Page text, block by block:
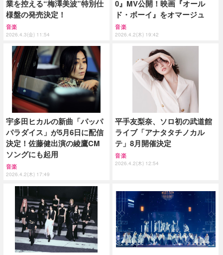
業を控える“梅澤美波”特別仕
様盤の発売決定！
音楽
2026.4.3(金) 11:54
0』MV公開！映画『オール
ド・ボーイ』をオマージュ
音楽
2026.4.2(木) 19:42
宇多田ヒカルの新曲「パッパ
パラダイス」が5月6日に配信
決定！佐藤健出演の綾鷹CM
ソングにも起用
音楽
2026.4.2(木) 17:49
平手友梨奈、ソロ初の武道館
ライブ「アナタタチノカル
テ」8月開催決定
音楽
2026.4.2(木) 12:54